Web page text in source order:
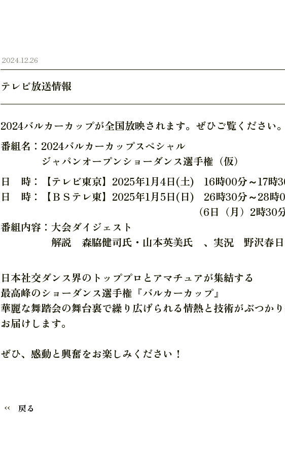
2024.12.26
テレビ放送情報
2024バルカーカップが全国放映されます。ぜひご覧ください。
番組名：2024バルカーカップスペシャル
ジャパンオープンショーダンス選手権（仮）
日 時：【テレビ東京】2025年1月4日(土) 16時00分～17時
日 時：【ＢＳテレ東】2025年1月5日(日) 26時30分～28時
（6日（月）2時30分～4時
番組内容：大会ダイジェスト
解説 森脇健司氏・山本英美氏 、実況 野沢春日
日本社交ダンス界のトッププロとアマチュアが集結する
最高峰のショーダンス選手権『バルカーカップ』
華麗な舞踏会の舞台裏で繰り広げられる情熱と技術がぶつか
お届けします。
ぜひ、感動と興奮をお楽しみください！
戻る